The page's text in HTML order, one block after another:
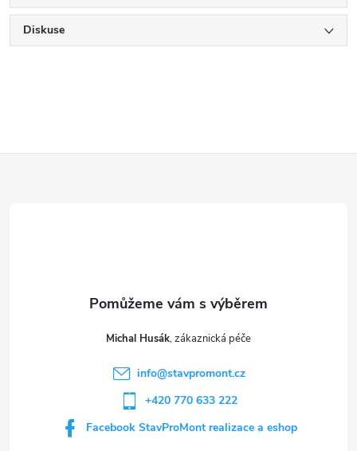
Diskuse
Michal Husák
info@stavpromont.cz
+420 770 633 222
Facebook StavProMont realizace a eshop